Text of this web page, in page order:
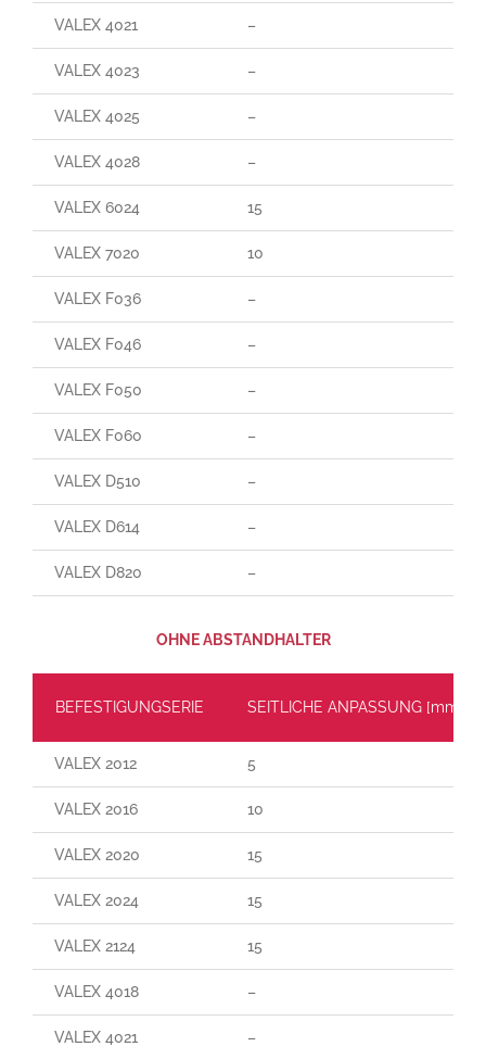
VALEX 4021 –
VALEX 4023 –
VALEX 4025 –
VALEX 4028 –
VALEX 6024 15
VALEX 7020 10
VALEX F036 –
VALEX F046 –
VALEX F050 –
VALEX F060 –
VALEX D510 –
VALEX D614 –
VALEX D820 –
OHNE ABSTANDHALTER
BEFESTIGUNGSERIE SEITLICHE ANPASSUNG [mm]
VALEX 2012 5
VALEX 2016 10
VALEX 2020 15
VALEX 2024 15
VALEX 2124 15
VALEX 4018 –
VALEX 4021 –